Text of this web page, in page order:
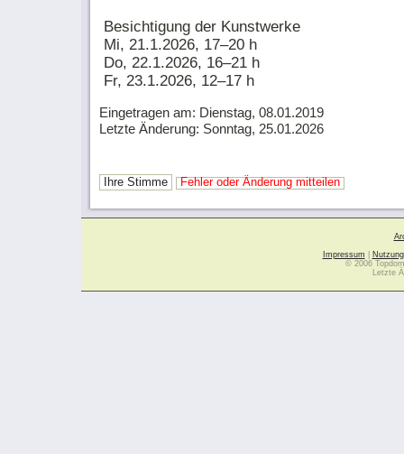
Besichtigung der Kunstwerke
Mi, 21.1.2026, 17–20 h
Do, 22.1.2026, 16–21 h
Fr, 23.1.2026, 12–17 h
Eingetragen am: Dienstag, 08.01.2019
Letzte Änderung: Sonntag, 25.01.2026
Ihre Stimme Fehler oder Änderung mitteilen
Impressum
© 2006
Letzte